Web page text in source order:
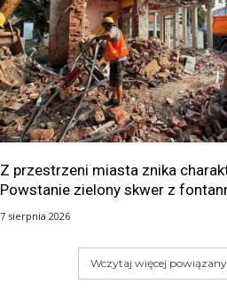
Z przestrzeni miasta znika
Powstanie zielony skwer z
7 sierpnia 2026
Wczytaj więcej